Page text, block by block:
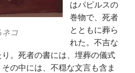
ネコ
はパピルスの
巻物で、死者
とともに葬ら
れた。不吉な
。死者の書には、埋葬の儀式
の中には、不穏な文言も含ま